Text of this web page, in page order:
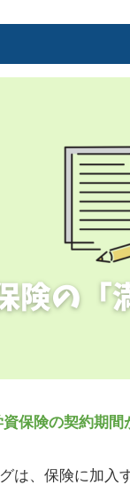
資保険の契約期間
は、保険に加入